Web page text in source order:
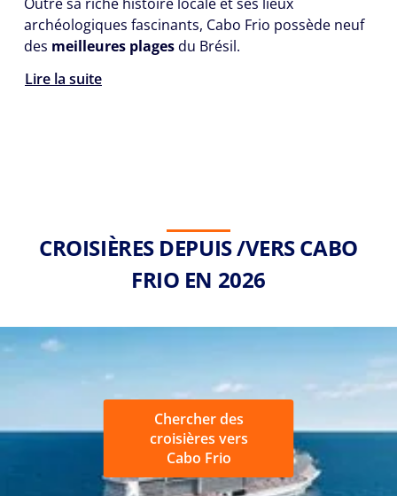
archéologiques fascinants, Cabo Frio possède neuf
des meilleures plagesdu Brésil.
Lire la suite
CROISIÈRES DEPUIS /VERS CABO
FRIO EN 2026
Chercher des
croisières vers
Cabo Frio